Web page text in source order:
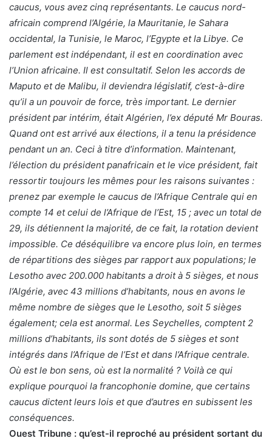
caucus, vous avez cinq représentants. Le caucus nord-
africain comprend l’Algérie, la Mauritanie, le Sahara
occidental, la Tunisie, le Maroc, l’Egypte et la Libye. Ce
parlement est indépendant, il est en coordination avec
l’Union africaine. Il est consultatif. Selon les accords de
Maputo et de Malibu, il deviendra législatif, c’est-à-dire
qu’il a un pouvoir de force, très important. Le dernier
président par intérim, était Algérien, l’ex député Mr Bouras.
Quand ont est arrivé aux élections, il a tenu la présidence
pendant un an. Ceci à titre d’information. Maintenant,
l’élection du président panafricain et le vice président, fait
ressortir toujours les mêmes pour les raisons suivantes :
prenez par exemple le caucus de l’Afrique Centrale qui en
compte 14 et celui de l’Afrique de l’Est, 15 ; avec un total de
29, ils détiennent la majorité, de ce fait, la rotation devient
impossible. Ce déséquilibre va encore plus loin, en termes
de répartitions des sièges par rapport aux populations; le
Lesotho avec 200.000 habitants a droit à 5 sièges, et nous
l’Algérie, avec 43 millions d’habitants, nous en avons le
même nombre de sièges que le Lesotho, soit 5 sièges
également; cela est anormal. Les Seychelles, comptent 2
millions d’habitants, ils sont dotés de 5 sièges et sont
intégrés dans l’Afrique de l’Est et dans l’Afrique centrale.
Où est le bon sens, où est la normalité ? Voilà ce qui
explique pourquoi la francophonie domine, que certains
caucus dictent leurs lois et que d’autres en subissent les
conséquences.
Ouest Tribune : qu’est-il reproché au président sortant du